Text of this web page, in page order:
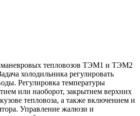
тепловозов ТЭМ1 и ТЭМ2
холодильника регулировать
Регулировка температуры
или наоборот, закрытием верхних
тепловоза, а также включением и
Управление жалюзи и